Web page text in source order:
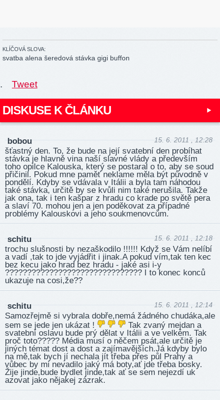
KLÍČOVÁ SLOVA:
svatba alena šeredová stávka gigi buffon
. Tweet
DISKUSE K ČLÁNKU
bobou 15. 6. 2011 , 12:28
šťastný den. To, že bude na její svatební den probíhat
stávka je hlavně vina naší slavné vlády a především
toho opilce Kalouska, který se postaral o to, aby se soud
přičinil. Pokud mne paměť neklame měla být původně v
pondělí. Kdyby se vdávala v Itálii a byla tam náhodou
také stávka, určitě by se kvůli nim také nerušila. Takže
jak ona, tak i ten kašpar z hradu co krade po světě pera
a slaví 70. mohou jen a jen poděkovat za případné
problémy Kalouskovi a jeho soukmenovcům.
schitu 15. 6. 2011 , 12:18
trochu slušnosti by nezaškodilo !!!!!! Když se Vám nelíbí
a vadí ,tak to jde vyjádřit i jinak.A pokud vím,tak ten kec
bez kecu jako hrad bez hradu - jaké asi i-y
??????????????????????????????? I to konec konců
ukazuje na cosi,že??
schitu 15. 6. 2011 , 12:14
Samozřejmě si vybrala dobře,nemá žádného chudáka,ale
sem se jede jen ukázat !
Tak zvaný mejdan a
svatební oslavu bude prý dělat v Itálii a ve velkém. Tak
proč toto????? Média musí o něčem psát,ale určitě je
jiných témat dost a dost a zajímavějších.Já kdyby bylo
na mě,tak bych jí nechala jít třeba přes půl Prahy a
vůbec by mi nevadilo jaký má boty,ať jde třeba bosky.
Žije jinde,bude bydlet jinde,tak ať se sem nejezdí uk
azovat jako nějakej zázrak.